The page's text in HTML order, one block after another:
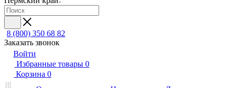
8 (800) 350 68 82
Заказать звонок
Войти
Избранные товары 0
Корзина 0